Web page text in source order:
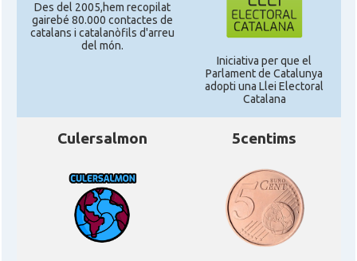
Des del 2005,hem recopilat
gairebé 80.000 contactes de
catalans i catalanòfils d'arreu
del món.
Iniciativa per que el
Parlament de Catalunya
adopti una Llei Electoral
Catalana
Culersalmon 5centims